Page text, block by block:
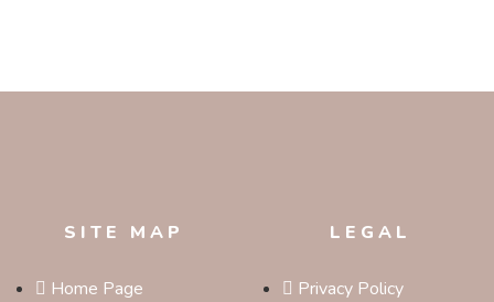
SITE MAP
Home Page
LEGAL
Privacy Policy